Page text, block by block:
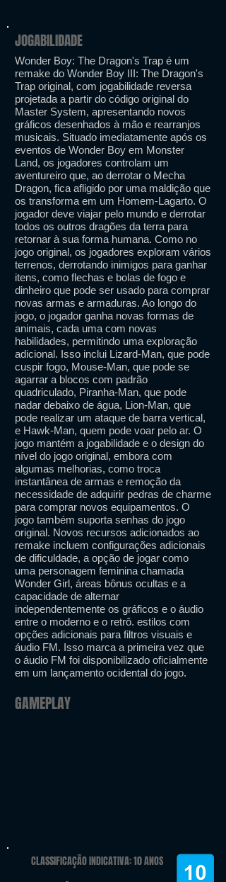
JOGABILIDADE
Wonder Boy: The Dragon's Trap é um
remake do Wonder Boy III: The Dragon's
Trap original, com jogabilidade reversa
projetada a partir do código original do
Master System, apresentando novos
gráficos desenhados à mão e rearranjos
musicais. Situado imediatamente após os
eventos de Wonder Boy em Monster
Land, os jogadores controlam um
aventureiro que, ao derrotar o Mecha
Dragon, fica afligido por uma maldição que
os transforma em um Homem-Lagarto. O
jogador deve viajar pelo mundo e derrotar
todos os outros dragões da terra para
retornar à sua forma humana. Como no
jogo original, os jogadores exploram vários
terrenos, derrotando inimigos para ganhar
itens, como flechas e bolas de fogo e
dinheiro que pode ser usado para comprar
novas armas e armaduras. Ao longo do
jogo, o jogador ganha novas formas de
animais, cada uma com novas
habilidades, permitindo uma exploração
adicional. Isso inclui Lizard-Man, que pode
cuspir fogo, Mouse-Man, que pode se
agarrar a blocos com padrão
quadriculado, Piranha-Man, que pode
nadar debaixo de água, Lion-Man, que
pode realizar um ataque de barra vertical,
e Hawk-Man, quem pode voar pelo ar. O
jogo mantém a jogabilidade e o design do
nível do jogo original, embora com
algumas melhorias, como troca
instantânea de armas e remoção da
necessidade de adquirir pedras de charme
para comprar novos equipamentos. O
jogo também suporta senhas do jogo
original. Novos recursos adicionados ao
remake incluem configurações adicionais
de dificuldade, a opção de jogar como
uma personagem feminina chamada
Wonder Girl, áreas bônus ocultas e a
capacidade de alternar
independentemente os gráficos e o áudio
entre o moderno e o retrô. estilos com
opções adicionais para filtros visuais e
áudio FM. Isso marca a primeira vez que
o áudio FM foi disponibilizado oficialmente
em um lançamento ocidental do jogo.
GAMEPLAY
CLASSIFICAÇÃO INDICATIVA: 10 ANOS